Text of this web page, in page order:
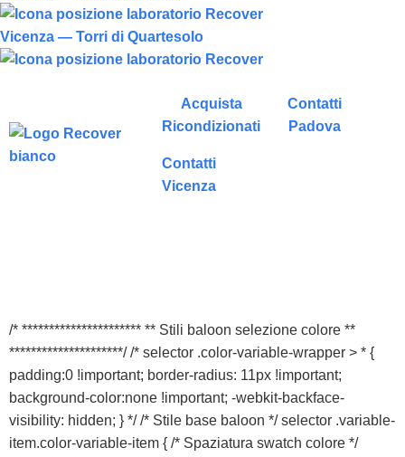
Vicenza — Torri di Quartesolo
Acquista
Ricondizionati
Contatti
Padova
Contatti
Vicenza
/* ********************** ** Stili baloon selezione colore **
*********************/ /* selector .color-variable-wrapper > * {
padding:0 !important; border-radius: 11px !important;
background-color:none !important; -webkit-backface-
visibility: hidden; } */ /* Stile base baloon */ selector .variable-
item.color-variable-item { /* Spaziatura swatch colore */